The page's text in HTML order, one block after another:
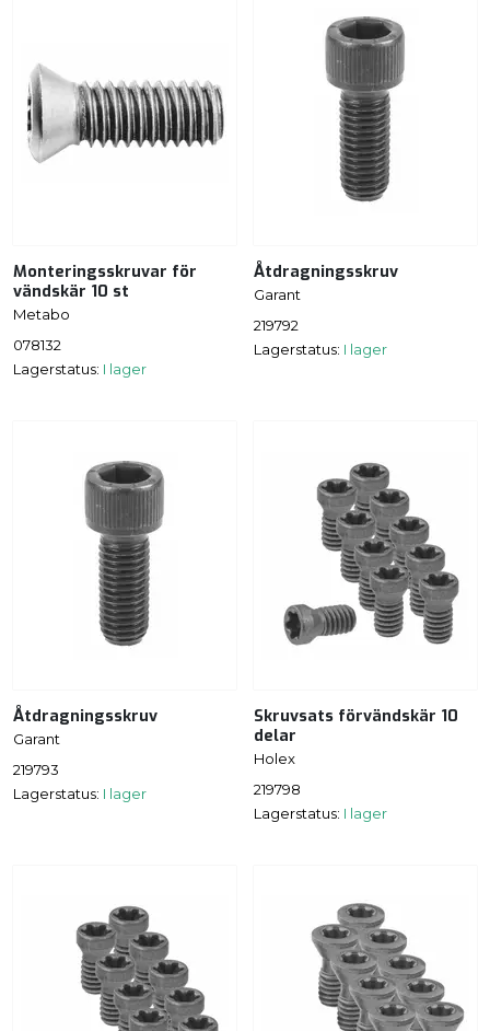
Monteringsskruvar för
vändskär 10 st
Metabo
078132
Lagerstatus: I lager
Åtdragningsskruv
Garant
219792
Lagerstatus: I lager
Åtdragningsskruv
Garant
219793
Lagerstatus: I lager
Skruvsats förvändskär 10
delar
Holex
219798
Lagerstatus: I lager